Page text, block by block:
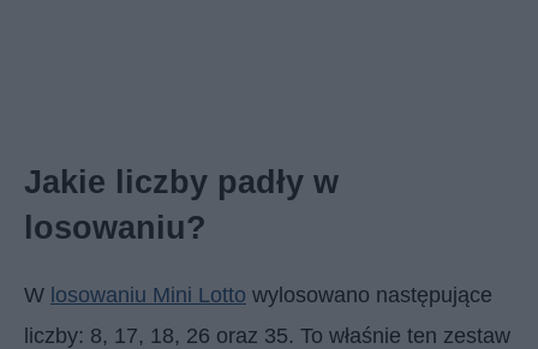
Jakie liczby padły w
losowaniu?
W losowaniu Mini Lotto wylosowano następujące
liczby: 8, 17, 18, 26 oraz 35. To właśnie ten zestaw